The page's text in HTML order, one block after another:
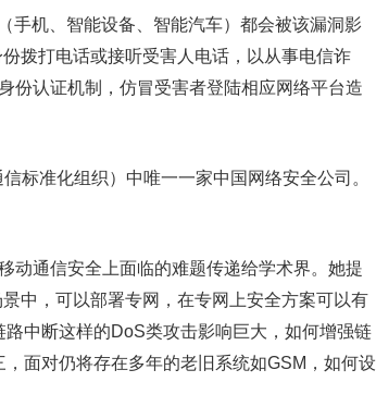
手机、智能设备、智能汽车）都会被该漏洞影
拨打电话或接听受害人电话，以从事电信诈
份认证机制，仿冒受害者登陆相应网络平台造
标准化组织）中唯一一家中国网络安全公司。
动通信安全上面临的难题传递给学术界。她提
中，可以部署专网，在专网上安全方案可以有
中断这样的DoS类攻击影响巨大，如何增强链
面对仍将存在多年的老旧系统如GSM，如何设